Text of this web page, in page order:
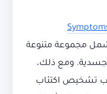
مجموعة متنوعة
ومع ذلك،
تشخيص اكتئاب